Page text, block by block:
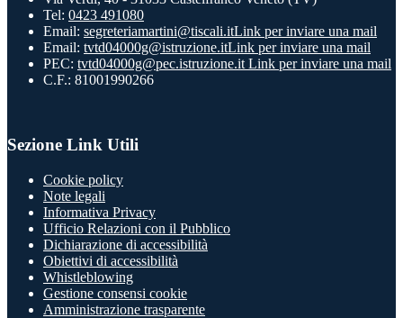
Tel: 0423 491080
Email: segreteriamartini@tiscali.itLink per inviare una mail
Email: tvtd04000g@istruzione.itLink per inviare una mail
PEC: tvtd04000g@pec.istruzione.it Link per inviare una mail
C.F.: 81001990266
Sezione Link Utili
Cookie policy
Note legali
Informativa Privacy
Ufficio Relazioni con il Pubblico
Dichiarazione di accessibilità
Obiettivi di accessibilità
Whistleblowing
Gestione consensi cookie
Amministrazione trasparente